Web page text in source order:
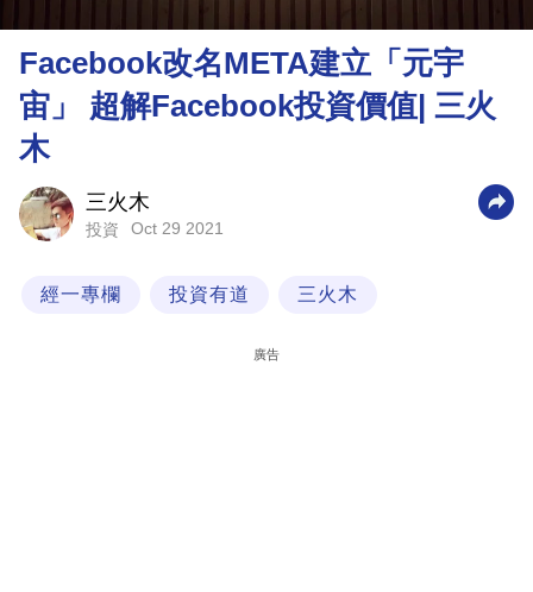
理
財
商
科
技
Facebook改名META建立「元宇
宙」 超解Facebook投資價值| 三火
木
三火木
投資 Oct 29 2021
經一專欄 投資有道 三火木
廣告